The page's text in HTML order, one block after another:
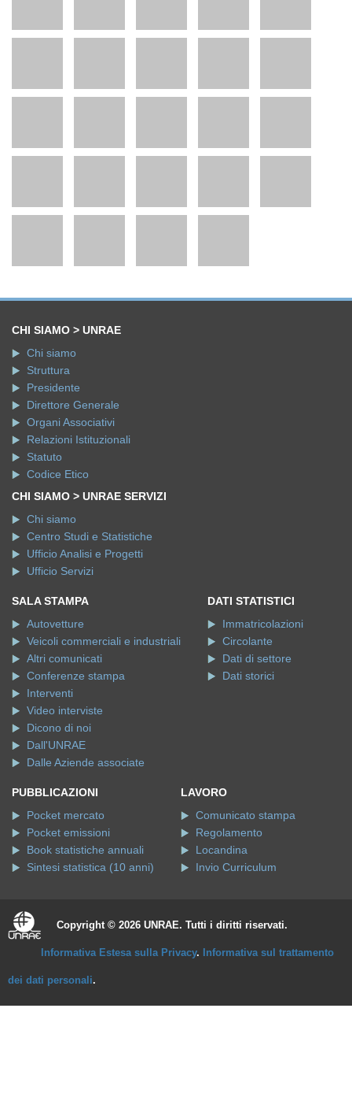
CHI SIAMO > UNRAE
Chi siamo
Struttura
Presidente
Direttore Generale
Organi Associativi
Relazioni Istituzionali
Statuto
Codice Etico
CHI SIAMO > UNRAE SERVIZI
Chi siamo
Centro Studi e Statistiche
Ufficio Analisi e Progetti
Ufficio Servizi
SALA STAMPA
Autovetture
Veicoli commerciali e industriali
Altri comunicati
Conferenze stampa
Interventi
Video interviste
Dicono di noi
Dall'UNRAE
Dalle Aziende associate
DATI STATISTICI
Immatricolazioni
Circolante
Dati di settore
Dati storici
PUBBLICAZIONI
Pocket mercato
Pocket emissioni
Book statistiche annuali
Sintesi statistica (10 anni)
LAVORO
Comunicato stampa
Regolamento
Locandina
Invio Curriculum
Copyright © 2026 UNRAE. Tutti i diritti riservati.
Informativa Estesa sulla Privacy. Informativa sul trattamento
dei dati personali.